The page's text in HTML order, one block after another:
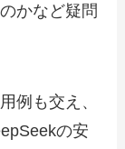
かなど疑問
例も交え、
の安